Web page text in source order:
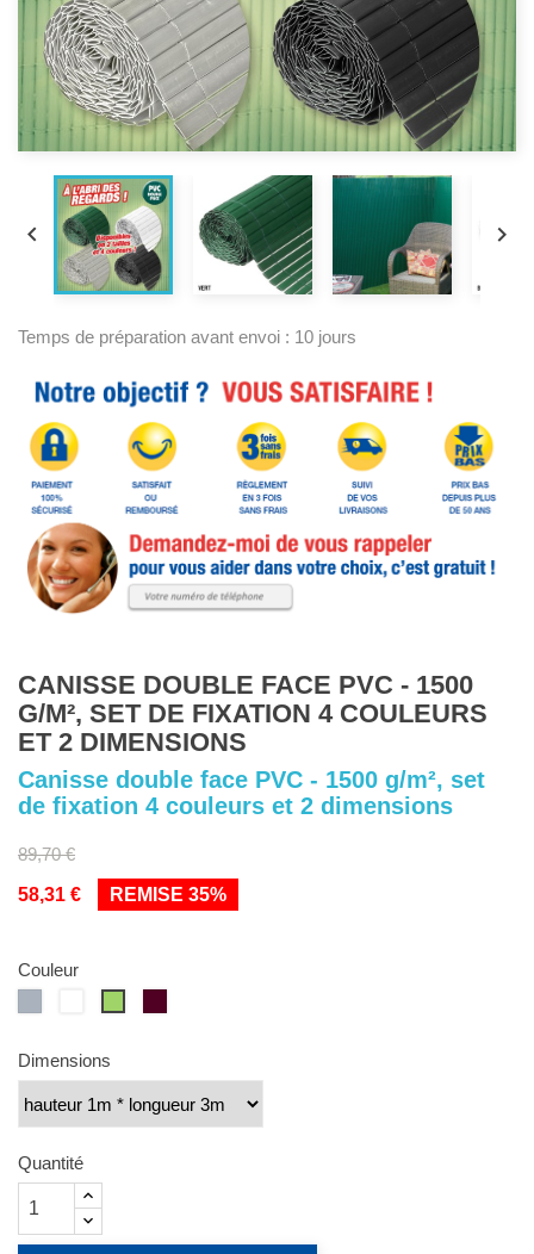
 
Temps de préparation avant envoi : 10 jours
CANISSE DOUBLE FACE PVC - 1500
G/M², SET DE FIXATION 4 COULEURS
ET 2 DIMENSIONS
Canisse double face PVC - 1500 g/m², set
de fixation 4 couleurs et 2 dimensions
89,70 €
58,31 €
REMISE 35%
Couleur
Dimensions
Quantité